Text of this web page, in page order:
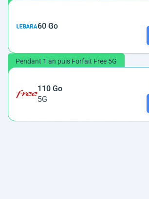
60 Go
Pendant 1 an puis Forfait Free 5G
110 Go
5G